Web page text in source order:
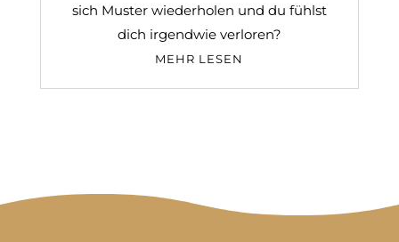
sich Muster wiederholen und du fühlst
dich irgendwie verloren?
MEHR LESEN